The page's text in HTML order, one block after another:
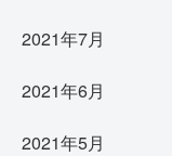
2021年7月
2021年6月
2021年5月